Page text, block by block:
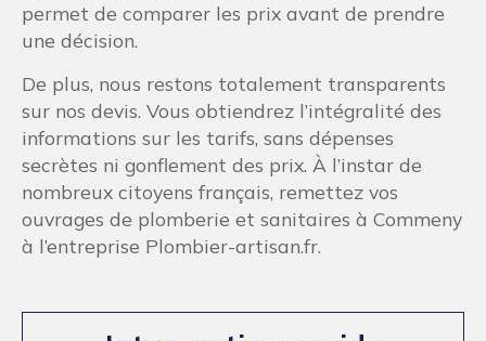
permet de comparer les prix avant de prendre
une décision.
De plus, nous restons totalement transparents
sur nos devis. Vous obtiendrez l’intégralité des
informations sur les tarifs, sans dépenses
secrètes ni gonflement des prix. À l’instar de
nombreux citoyens français, remettez vos
ouvrages de plomberie et sanitaires à Commeny
à l’entreprise Plombier-artisan.fr.